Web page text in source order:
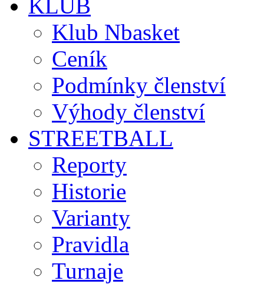
KLUB
Klub Nbasket
Ceník
Podmínky členství
Výhody členství
STREETBALL
Reporty
Historie
Varianty
Pravidla
Turnaje